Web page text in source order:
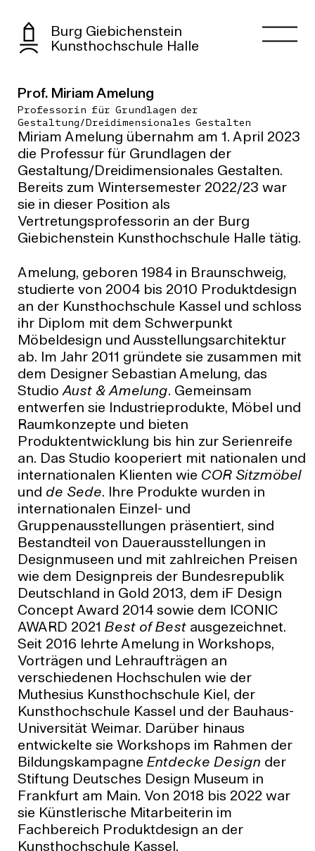
Burg Giebichenstein
Kunsthochschule Halle
Prof. Miriam Amelung
Professorin für Grundlagen der
Gestaltung/Dreidimensionales Gestalten
Miriam Amelung übernahm am 1. April 2023
die Professur für Grundlagen der
Gestaltung/Dreidimensionales Gestalten.
Bereits zum Wintersemester 2022/23 war
sie in dieser Position als
Vertretungsprofessorin an der Burg
Giebichenstein Kunsthochschule Halle tätig.
Amelung, geboren 1984 in Braunschweig,
studierte von 2004 bis 2010 Produktdesign
an der Kunsthochschule Kassel und schloss
ihr Diplom mit dem Schwerpunkt
Möbeldesign und Ausstellungsarchitektur
ab. Im Jahr 2011 gründete sie zusammen mit
dem Designer Sebastian Amelung, das
StudioAust & Amelung. Gemeinsam
entwerfen sie Industrieprodukte, Möbel und
Raumkonzepte und bieten
Produktentwicklung bis hin zur Serienreife
an. Das Studio kooperiert mit nationalen und
internationalen Klienten wie COR Sitzmöbel
und de Sede.
Ihre Produkte wurden in
internationalen Einzel- und
Gruppenausstellungen präsentiert, sind
Bestandteil von Dauerausstellungen in
Designmuseen und mit zahlreichen Preisen
wie dem Designpreis der Bundesrepublik
Deutschland in Gold 2013, dem iF Design
Concept Award 2014 sowie dem ICONIC
AWARD 2021 Best of Best ausgezeichnet.
Seit 2016 lehrte Amelung in Workshops,
Vorträgen und Lehraufträgen an
verschiedenen Hochschulen wie der
Muthesius Kunsthochschule Kiel, der
Kunsthochschule Kassel und der Bauhaus-
Universität Weimar. Darüber hinaus
entwickelte sie Workshops im Rahmen der
Bildungskampagne Entdecke Design der
Stiftung Deutsches Design Museum in
Frankfurt am Main. Von 2018 bis 2022 war
sie Künstlerische Mitarbeiterin im
Fachbereich Produktdesign an der
Kunsthochschule Kassel.